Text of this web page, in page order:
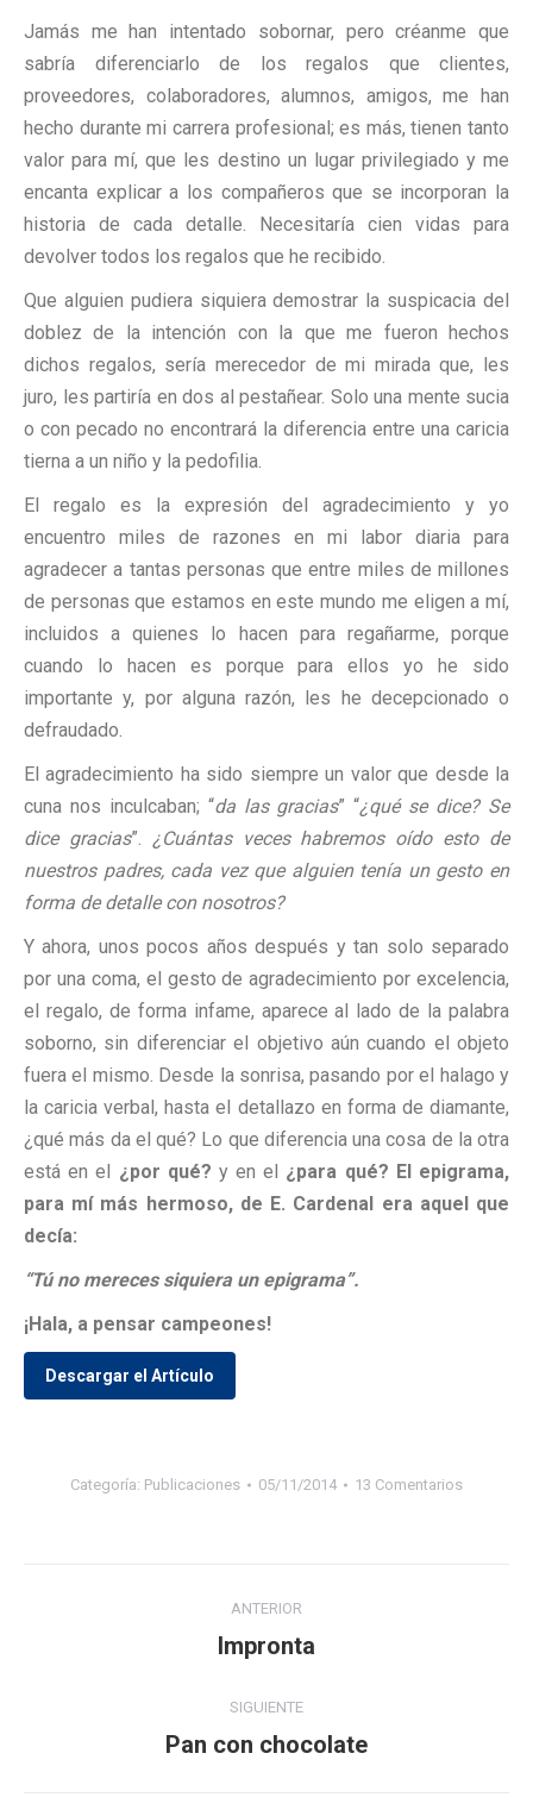
Jamás me han intentado sobornar, pero créanme que
sabría diferenciarlo de los regalos que clientes,
proveedores, colaboradores, alumnos, amigos, me han
hecho durante mi carrera profesional; es más, tienen tanto
valor para mí, que les destino un lugar privilegiado y me
encanta explicar a los compañeros que se incorporan la
historia de cada detalle. Necesitaría cien vidas para
devolver todos los regalos que he recibido.
Que alguien pudiera siquiera demostrar la suspicacia del
doblez de la intención con la que me fueron hechos
dichos regalos, sería merecedor de mi mirada que, les
juro, les partiría en dos al pestañear. Solo una mente sucia
o con pecado no encontrará la diferencia entre una caricia
tierna a un niño y la pedofilia.
El regalo es la expresión del agradecimiento y yo
encuentro miles de razones en mi labor diaria para
agradecer a tantas personas que entre miles de millones
de personas que estamos en este mundo me eligen a mí,
incluidos a quienes lo hacen para regañarme, porque
cuando lo hacen es porque para ellos yo he sido
importante y, por alguna razón, les he decepcionado o
defraudado.
El agradecimiento ha sido siempre un valor que desde la
cuna nos inculcaban; “da las gracias” “¿qué se dice? Se
dice gracias”. ¿Cuántas veces habremos oído esto de
nuestros padres, cada vez que alguien tenía un gesto en
forma de detalle con nosotros?
Y ahora, unos pocos años después y tan solo separado
por una coma, el gesto de agradecimiento por excelencia,
el regalo, de forma infame, aparece al lado de la palabra
soborno, sin diferenciar el objetivo aún cuando el objeto
fuera el mismo. Desde la sonrisa, pasando por el halago y
la caricia verbal, hasta el detallazo en forma de diamante,
¿qué más da el qué? Lo que diferencia una cosa de la otra
está en el ¿por qué? y en el ¿para qué? El epigrama,
para mí más hermoso, de E. Cardenal era aquel que
decía:
“Tú no mereces siquiera un epigrama”.
¡Hala, a pensar campeones!
Descargar el Artículo
Categoría: Publicaciones 05/11/2014 13 Comentarios
Navegación
publicaciones
ANTERIOR
Publicación
Impronta
SIGUIENTE
Publicación
Pan con chocolate